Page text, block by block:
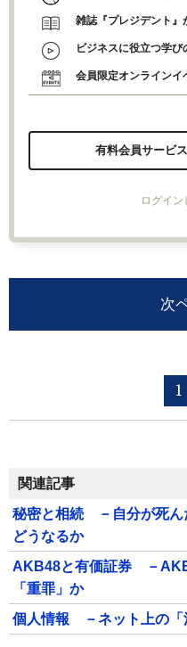
雑誌『プレジデント』
ビジネスに役立つ学び
会員限定オンラインイ
有料会員サービ
ログイ
次
1
関連記事
秘密と相続 －自分が死ん
どうなるか
AKB48と有価証券 －
「重罪」か
個人情報 －ネット上の「